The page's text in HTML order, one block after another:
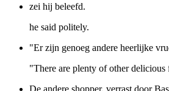
zei hij beleefd.
he said politely.
"Er zijn genoeg andere heerlijke
"There are plenty of other delicious